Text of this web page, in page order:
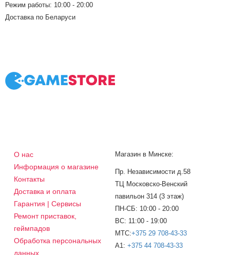
Режим работы: 10:00 - 20:00
Доставка по Беларуси
О нас
Информация о магазине
Контакты
Доставка и оплата
Гарантия | Сервисы
Ремонт приставок,
геймпадов
Обработка персональных
данных
Магазин в Минске:
Пр. Независимости д.58
ТЦ Московско-Венский
павильон 314 (3 этаж)
ПН-СБ: 10:00 - 20:00
ВС: 11:00 - 19:00
МТС:+375 29 708-43-33
A1: +375 44 708-43-33